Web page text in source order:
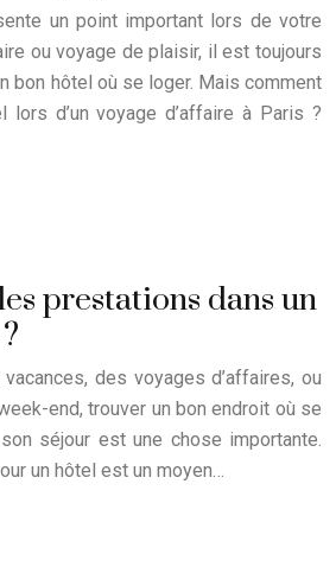
un point important lors de votre
ou voyage de plaisir, il est toujours
bon hôtel où se loger. Mais comment
d’un voyage d’affaire à Paris ?
prestations dans un
des voyages d’affaires, ou
end, trouver un bon endroit où se
séjour est une chose importante.
un hôtel est un moyen…